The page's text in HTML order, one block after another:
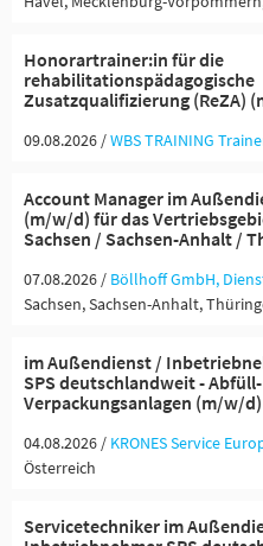
Honorartrainer:in für die
rehabilitationspädagogische
Zusatzqualifizierung (ReZA)
09.08.2026 /WBS TRAINING
Account Manager im
(m/w/d) für das
Sachsen / Sachsen-Anhalt /
07.08.2026 / Böllhoff GmbH,
Sachsen, Sachsen-Anhalt,
im Außendienst /
SPS deutschlandweit -
Verpackungsanlagen (m/w/d)
04.08.2026 / KRONES Service
Österreich
Servicetechniker im